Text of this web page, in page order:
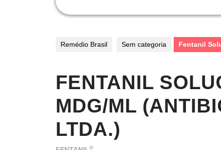
Remédio Brasil Sem categoria Fentanil
FENTANIL
MDG/ML
LTDA.)
®